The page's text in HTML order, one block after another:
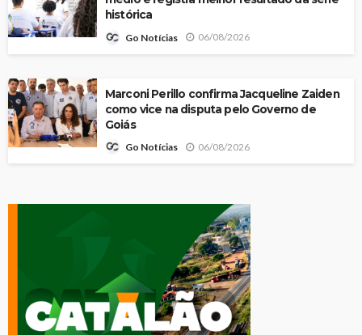
histórica
Go Notícias 06/08/2026
Marconi Perillo confirma Jacqueline Zaiden
como vice na disputa pelo Governo de
Goiás
Go Notícias 06/08/2026